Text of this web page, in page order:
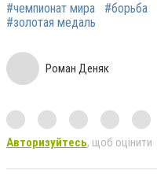
#чемпионат мира #борьба
#золотая медаль
Роман Деняк
Авторизуйтесь, щоб оцінити